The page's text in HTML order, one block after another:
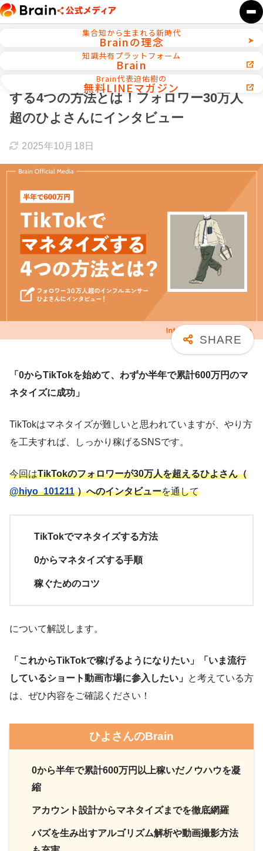
集合知から生まれる新時代
Brainの理念
知識共有プラットフォーム
Brain
Brain代表迫佑樹の
無料LINEマガジン
【半年で600万円】TikTokでマネタイズ
する4つの方法とは！フォロワー30万人
超のひよさんにインタビュー
2025年10月18日
「0からTikTokを始めて、わずか半年で累計600万円のマ
ネタイズに成功」
TikTokはマネタイズが難しいと思われていますが、やり方
を工夫すれば、しっかり稼げるSNSです。
今回はTikTokのフォロワーが30万人を超えるひよさん（
@hiyo_101211）へのインタビューを通して
TikTokでマネタイズする方法
0からマネタイズする手順
稼ぐためのコツ
について解説します。
「これからTikTokで稼げるようになりたい」「いま流行
しているショート動画市場に参入したい」 と考えている方
は、ぜひ内容をご確認ください！
ひよさんのBrain
0から半年で累計600万円以上稼いだノウハウを凝
縮
アカウント設計からマネタイズまでを徹底網羅
バズを生み出すアルゴリズム解析や動画撮影方法